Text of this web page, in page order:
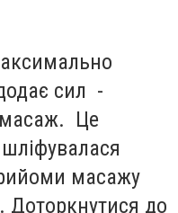
сил -
масаж. Це
масажу
Доторкнутися до